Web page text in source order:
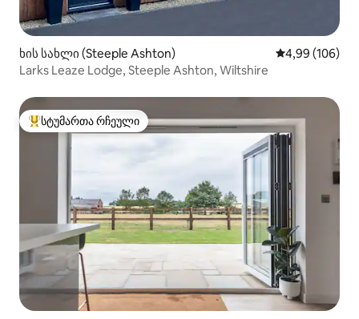
ხის სახლი (Steeple Ashton) საშუალო
4,99 (106)
Larks Leaze Lodge, Steeple Ashton, Wiltshire
სტუმართა რჩეული მოწინავე ვარიანტი
სტუმართა რჩეული